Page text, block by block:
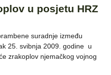
u posjetu HRZ
suradnje između
25. svibnja 2009. godine u
zrakoplov njemačkog vojnog